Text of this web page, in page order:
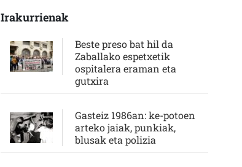
Irakurrienak
Beste preso bat hil da
Zaballako espetxetik
ospitalera eraman eta
gutxira
Gasteiz 1986an: ke-potoen
arteko jaiak, punkiak,
blusak eta polizia